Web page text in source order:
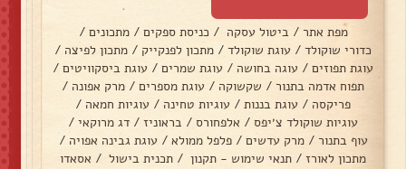
מפת אתר / ביטול עסקה / כניסת ספקים / מתכונים /
כדורי שוקולד / עוגת שוקולד / מתכון לפנקייק / מתכון לפיצה /
עוגת תפוזים / עוגה בחושה / עוגת שמרים / עוגת ביסקוויטים /
תפוח אדמה בתנור / שקשוקה / עוגת מספרים / מרק אפונה /
פריקסה / עוגת בננות / עוגיות טחינה / עוגיות חמאה /
עוגיות שוקולד צ׳יפס / אלפחורס / בראוניז / דג מרוקאי /
עוף בתנור / מרק עדשים / פלפל ממולא / עוגת גבינה אפויה /
מתכון לאורז / תנאי שימוש - תקנון / תכנית בישול / אסאדו